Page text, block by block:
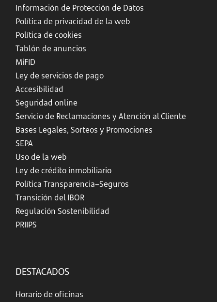
Información de Protección de Datos
Política de privacidad de la web
Política de cookies
Tablón de anuncios
MiFID
Ley de servicios de pago
Accesibilidad
Seguridad online
Servicio de Reclamaciones y Atención al Cliente
Bases Legales, Sorteos y Promociones
SEPA
Uso de la web
Ley de crédito inmobiliario
Política Transparencia–Seguros
Transición del IBOR
Regulación Sostenibilidad
PRIIPS
DESTACADOS
Horario de oficinas